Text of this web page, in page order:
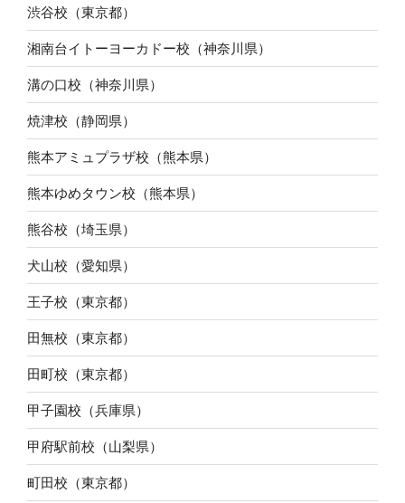
渋谷校（東京都）
湘南台イトーヨーカドー校（神奈川県）
溝の口校（神奈川県）
焼津校（静岡県）
熊本アミュプラザ校（熊本県）
熊本ゆめタウン校（熊本県）
熊谷校（埼玉県）
犬山校（愛知県）
王子校（東京都）
田無校（東京都）
田町校（東京都）
甲子園校（兵庫県）
甲府駅前校（山梨県）
町田校（東京都）